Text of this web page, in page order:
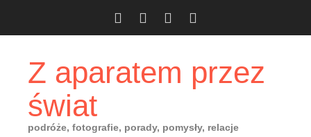
Z aparatem przez
świat
podróże, fotografie, porady, pomysły, relacje